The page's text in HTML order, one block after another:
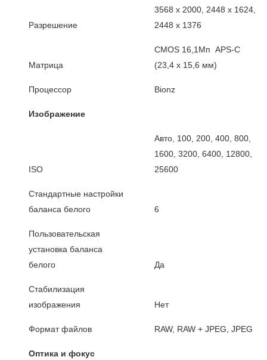
Разрешение
3568 x 2000, 2448 x 1624,
2448 x 1376
Матрица
CMOS 16,1Мп APS-C
(23,4 х 15,6 мм)
Процессор Bionz
Изображение
ISO
Авто, 100, 200, 400, 800,
1600, 3200, 6400, 12800,
25600
Стандартные настройки
баланса белого
6
Пользовательская
установка баланса
белого
Да
Стабилизация
изображения
Нет
Формат файлов RAW, RAW + JPEG, JPEG
Оптика и фокус